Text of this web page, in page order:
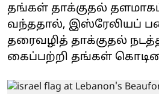
தங்கள் தாக்குதல்
வந்ததால், இஸ்ரேலியப்
தரைவழித் தாக்குதல்
கைப்பற்றி தங்கள்